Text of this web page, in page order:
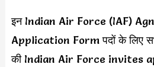
इन Indian Air Force (IAF)
Application Form पदों के लिए
की Indian Air Force invites